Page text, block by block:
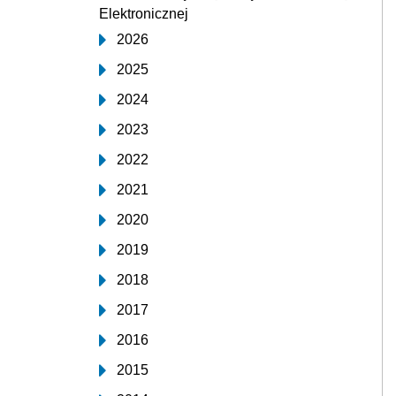
Elektronicznej
2026
2025
2024
2023
2022
2021
2020
2019
2018
2017
2016
2015